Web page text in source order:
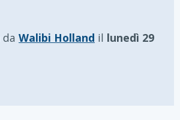
da Walibi Holland il lunedì 29